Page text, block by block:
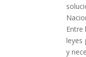
Entre
leyes
y